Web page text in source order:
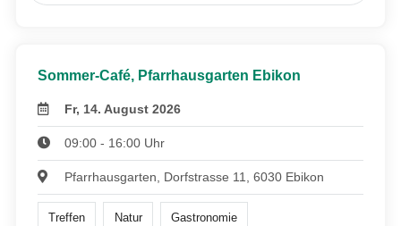
Sommer-Café, Pfarrhausgarten Ebikon
Fr, 14. August 2026
09:00 - 16:00 Uhr
Pfarrhausgarten, Dorfstrasse 11, 6030 Ebikon
Treffen Natur Gastronomie